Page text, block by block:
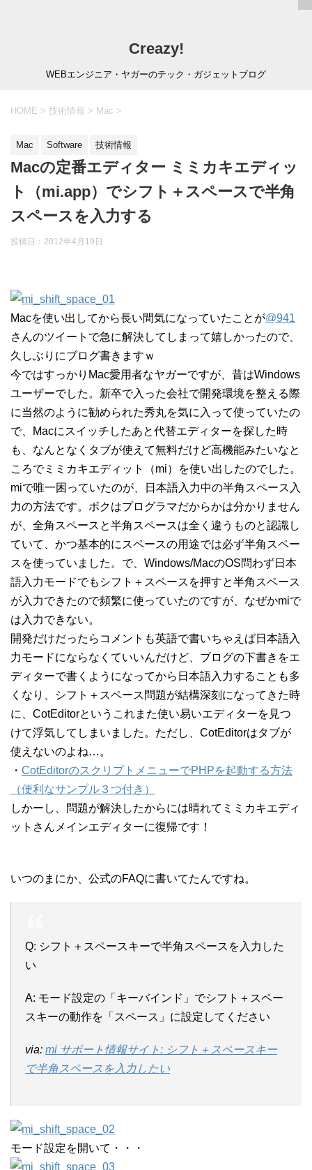
Creazy!
WEBエンジニア・ヤガーのテック・ガジェットブログ
HOME > 技術情報 > Mac >
Mac Software 技術情報
Macの定番エディター ミミカキエディッ
ト（mi.app）でシフト＋スペースで半角
スペースを入力する
投稿日： 2012年4月19日
Macを使い出してから長い間気になっていたことが@941
さんのツイートで急に解決してしまって嬉しかったので、
久しぶりにブログ書きますｗ
今ではすっかりMac愛用者なヤガーですが、昔はWindows
ユーザーでした。新卒で入った会社で開発環境を整える際
に当然のように勧められた秀丸を気に入って使っていたの
で、Macにスイッチしたあと代替エディターを探した時
も、なんとなくタブが使えて無料だけど高機能みたいなと
ころでミミカキエディット（mi）を使い出したのでした。
miで唯一困っていたのが、日本語入力中の半角スペース入
力の方法です。ボクはプログラマだからかは分かりません
が、全角スペースと半角スペースは全く違うものと認識し
ていて、かつ基本的にスペースの用途では必ず半角スペー
スを使っていました。で、Windows/MacのOS問わず日本
語入力モードでもシフト＋スペースを押すと半角スペース
が入力できたので頻繁に使っていたのですが、なぜかmiで
は入力できない。
開発だけだったらコメントも英語で書いちゃえば日本語入
力モードにならなくていいんだけど、ブログの下書きをエ
ディターで書くようになってから日本語入力することも多
くなり、シフト＋スペース問題が結構深刻になってきた時
に、CotEditorというこれまた使い易いエディターを見つ
けて浮気してしまいました。ただし、CotEditorはタブが
使えないのよね…。
・ CotEditorのスクリプトメニューでPHPを起動する方法
（便利なサンプル３つ付き）
しかーし、問題が解決したからには晴れてミミカキエディ
ットさんメインエディターに復帰です！
いつのまにか、公式のFAQに書いてたんですね。
Q: シフト＋スペースキーで半角スペースを入力した
い
A: モード設定の「キーバインド」でシフト＋スペー
スキーの動作を「スペース」に設定してください
via: mi サポート情報サイト: シフト＋スペースキー
で半角スペースを入力したい
モード設定を開いて・・・